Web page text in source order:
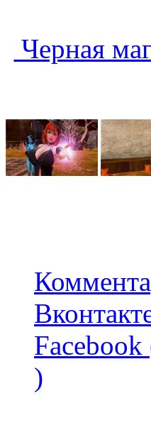
Черная
Facebook
)